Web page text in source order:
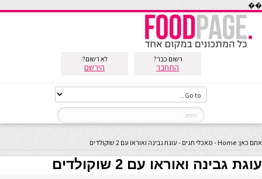
��
רשום כבר?
התחבר
לא רשום?
הירשם
אתם כאן: Home
- מאכלי חגים - עוגת גבינה ואוראו עם 2 שוקולדים
עוגת גבינה ואוראו עם 2 שוקולדים